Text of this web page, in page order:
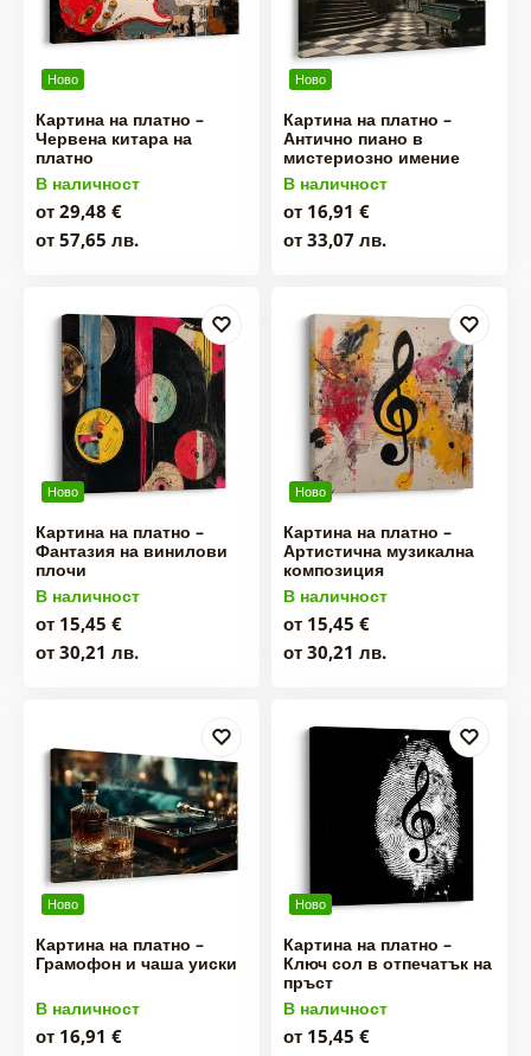
Ново
Картина на платно –
Червена китара на
платно
В наличност
от 29,48 €
от 57,65 лв.
Ново
Картина на платно –
Антично пиано в
мистериозно имение
В наличност
от 16,91 €
от 33,07 лв.
Ново
Картина на платно –
Фантазия на винилови
плочи
В наличност
от 15,45 €
от 30,21 лв.
Ново
Картина на платно –
Артистична музикална
композиция
В наличност
от 15,45 €
от 30,21 лв.
Ново
Картина на платно –
Грамофон и чаша уиски
В наличност
от 16,91 €
Ново
Картина на платно –
Ключ сол в отпечатък на
пръст
В наличност
от 15,45 €